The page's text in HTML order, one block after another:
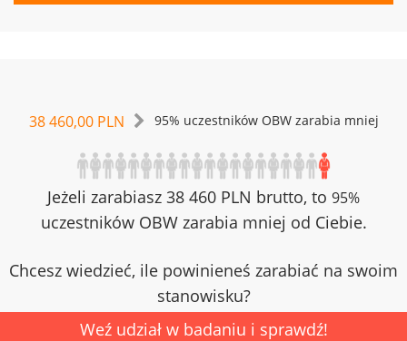
38 460,00 PLN 95% uczestników OBW zarabia mniej
Jeżeli zarabiasz 38 460 PLN brutto, to 95%
uczestników OBW zarabia mniej od Ciebie.
Chcesz wiedzieć, ile powinieneś zarabiać na swoim
stanowisku?
Weź udział w badaniu i sprawdź!